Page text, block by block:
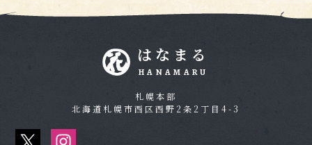
はなまる
HANAMARU
札幌本部
北海道札幌市西区西野2条2丁目4-3